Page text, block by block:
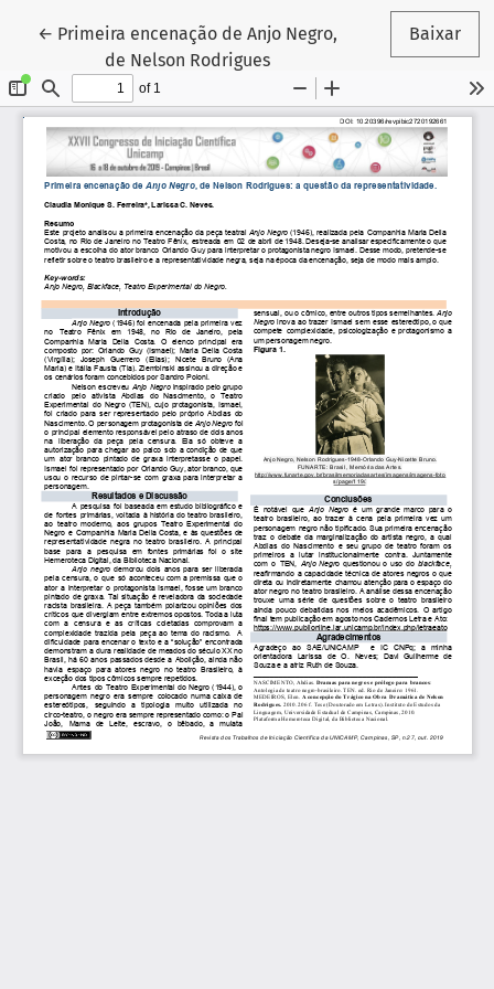
← Voltar aos Detalhes do Artigo
Primeira encenação de Anjo Negro,
de Nelson Rodrigues
Baixar